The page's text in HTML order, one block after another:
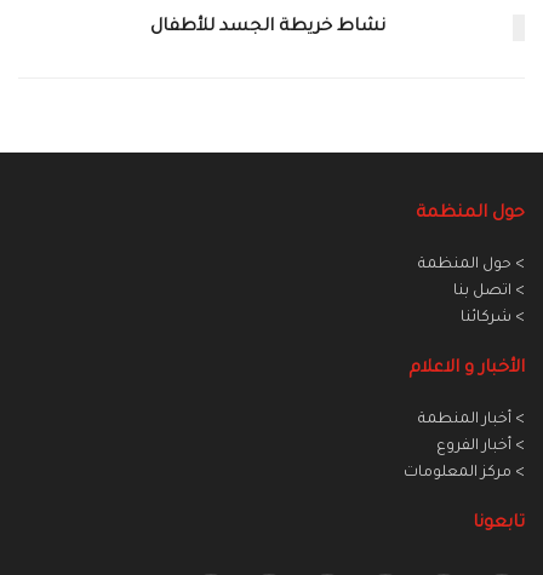
نشاط خريطة الجسد للأطفال
حول المنظمة
> حول المنظمة
> اتصل بنا
> شركائنا
الأخبار و الاعلام
> أخبار المنطمة
> أخبار الفروع
> مركز المعلومات
تابعونا